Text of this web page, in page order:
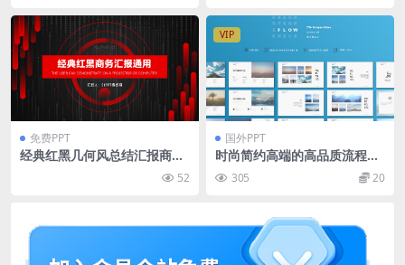
免费PPT
经典红黑几何风总结汇报商务
52
VIP
国外PPT
时尚简约高端的高品质流程主
题keynote幻灯片演示模板
（key）
305 20